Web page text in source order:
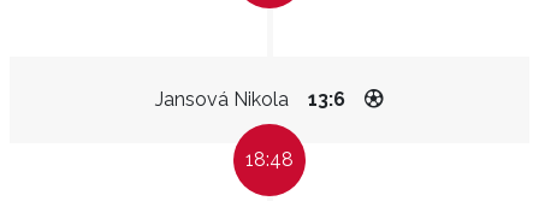
Jansová Nikola 13:6
18:48